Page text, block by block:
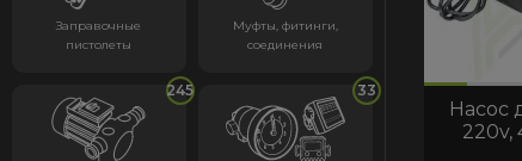
код:5661 код:5661
Насос
220v,
Заправочные
пистолеты
Муфты, фитинги,
соединения
245 33